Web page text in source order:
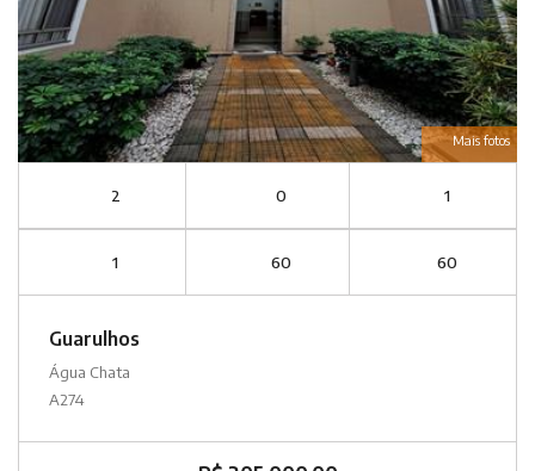
Mais fotos
2 0 1
1 60 60
Guarulhos
Água Chata
A274